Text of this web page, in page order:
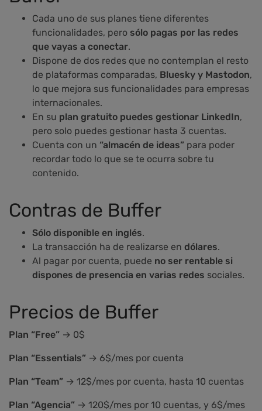
Cada uno de sus planes tiene diferentes
funcionalidades, pero sólo pagas por las redes
que vayas a conectar.
Dispone de dos redes que no contemplan el resto
de plataformas comparadas, Bluesky y Mastodon,
lo que mejora sus funcionalidades para empresas
internacionales.
En su plan gratuito puedes gestionar LinkedIn,
pero solo puedes gestionar hasta 3 cuentas.
Cuenta con un “almacén de ideas” para poder
recordar todo lo que se te ocurra sobre tu
contenido.
Contras de Buffer
Sólo disponible en inglés.
La transacción ha de realizarse en dólares.
Al pagar por cuenta, puede no ser rentable si
dispones de presencia en varias redes sociales.
Precios de Buffer
Plan “Free” → 0$
Plan “Essentials” → 6$/mes por cuenta
Plan “Team” → 12$/mes por cuenta, hasta 10 cuentas
Plan “Agencia” → 120$/mes por 10 cuentas, y 6$/mes